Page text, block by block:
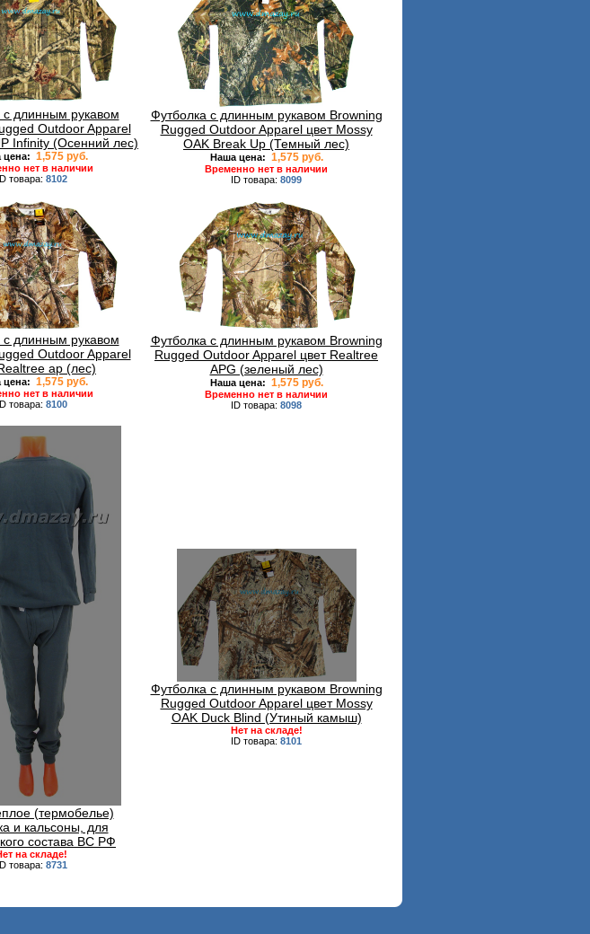
с длинным рукавом
Outdoor Apparel
Infinity (Осенний лес)
цена: 1,575 руб.
нет в наличии
товара: 8102
Футболка с длинным рукавом Browning
Rugged Outdoor Apparel цвет Mossy
OAK Break Up (Темный лес)
Наша цена: 1,575 руб.
Временно нет в наличии
ID товара: 8099
с длинным рукавом
Outdoor Apparel
ap (лес)
цена: 1,575 руб.
нет в наличии
товара: 8100
Футболка с длинным рукавом Browning
Rugged Outdoor Apparel цвет Realtree
APG (зеленый лес)
Наша цена: 1,575 руб.
Временно нет в наличии
ID товара: 8098
(термобелье)
и кальсоны, для
состава ВС РФ
на складе!
ID товара: 8731
Футболка с длинным рукавом Browning
Rugged Outdoor Apparel цвет Mossy
OAK Duck Blind (Утиный камыш)
Нет на складе!
ID товара: 8101